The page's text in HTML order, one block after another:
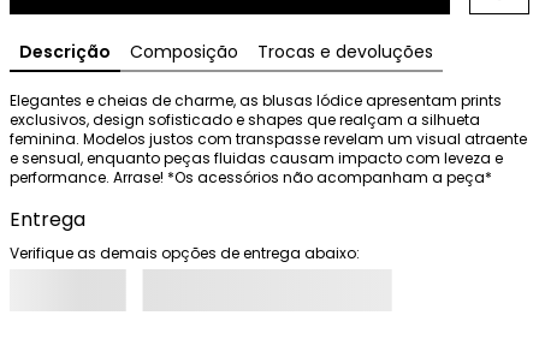
Descrição Composição Trocas e devoluções
Elegantes e cheias de charme, as blusas Iódice apresentam prints
exclusivos, design sofisticado e shapes que realçam a silhueta
feminina. Modelos justos com transpasse revelam um visual atraente
e sensual, enquanto peças fluidas causam impacto com leveza e
performance. Arrase! *Os acessórios não acompanham a peça*
Entrega
Verifique as demais opções de entrega abaixo: